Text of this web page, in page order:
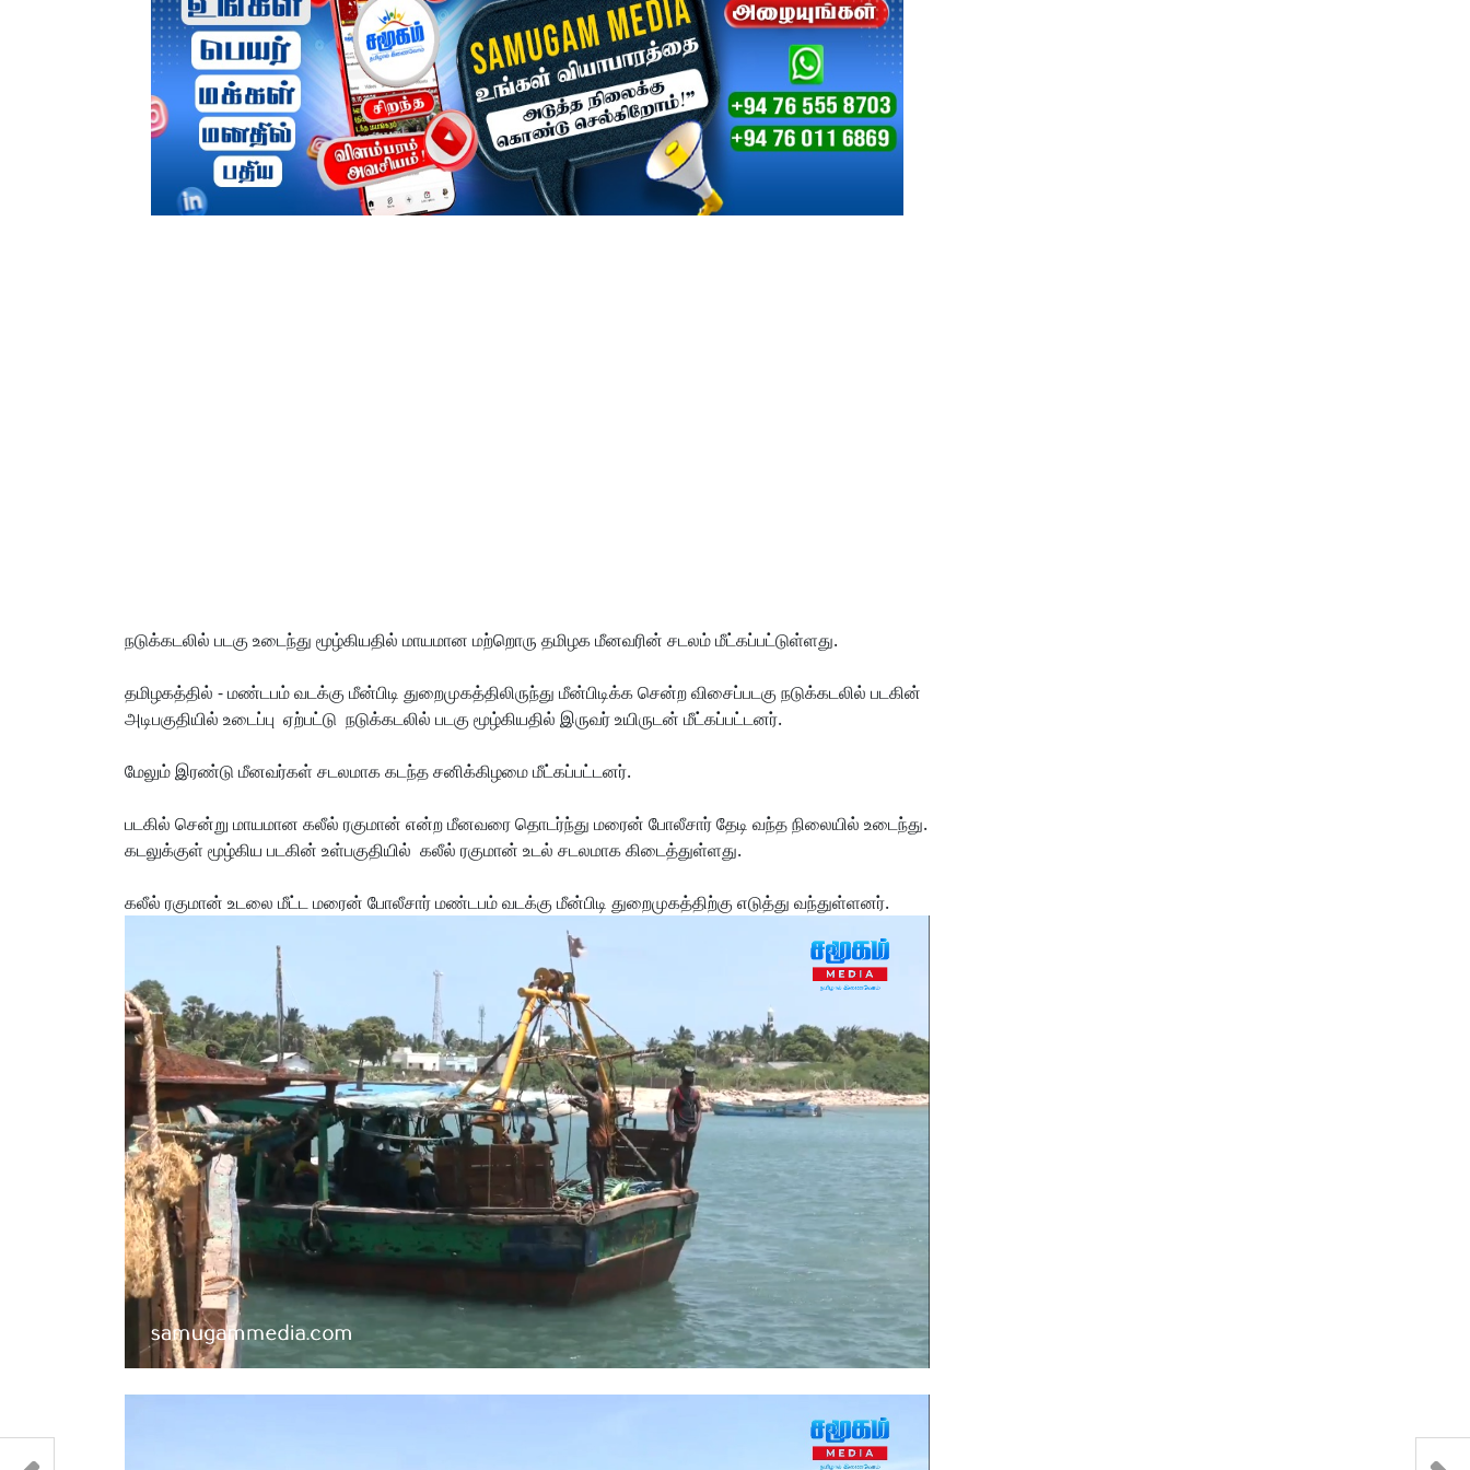
நடுக்கடலில் படகு உடைந்து மூழ்கியதில் மாயமான மற்றொரு தமிழக மீனவரின் சடலம் மீட்கப்பட்டுள்ளது.
தமிழகத்தில் - மண்டபம் வடக்கு மீன்பிடி துறைமுகத்திலிருந்து மீன்பிடிக்க சென்ற விசைப்படகு நடுக்கடலில் படகின்
அடிபகுதியில் உடைப்பு ஏற்பட்டு நடுக்கடலில் படகு மூழ்கியதில் இருவர் உயிருடன் மீட்கப்பட்டனர்.
மேலும் இரண்டு மீனவர்கள் சடலமாக கடந்த சனிக்கிழமை மீட்கப்பட்டனர்.
படகில் சென்று மாயமான கலீல் ரகுமான் என்ற மீனவரை தொடர்ந்து மரைன் போலீசார் தேடி வந்த நிலையில் உடைந்து.
கடலுக்குள் மூழ்கிய படகின் உள்பகுதியில் கலீல் ரகுமான் உடல் சடலமாக கிடைத்துள்ளது.
கலீல் ரகுமான் உடலை மீட்ட மரைன் போலீசார் மண்டபம் வடக்கு மீன்பிடி துறைமுகத்திற்கு எடுத்து வந்துள்ளனர்.